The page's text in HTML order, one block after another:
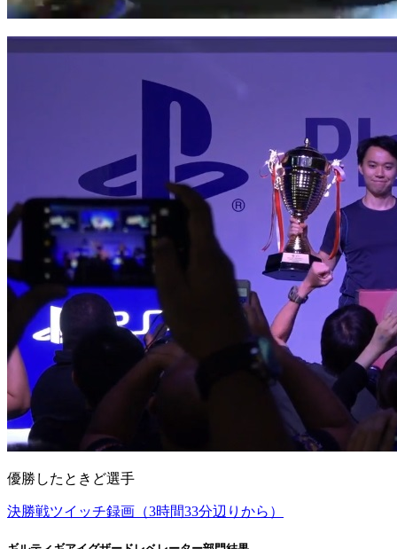
優勝したときど選手
決勝戦ツイッチ録画（3時間33分辺りから）